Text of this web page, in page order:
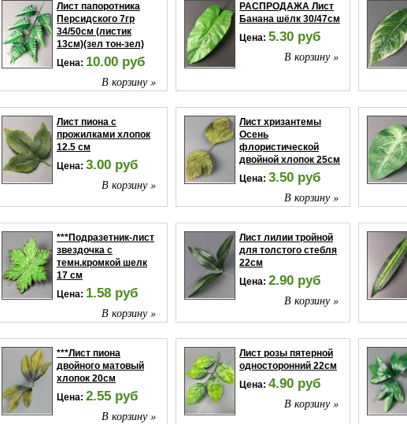
Лист папоротника
Персидского 7гр
34/50см (листик
13см)(зел тон-зел)
Цена: 10.00 руб
В корзину »
РАСПРОДАЖА Лист
Банана шёлк 30/47см
Цена: 5.30 руб
В корзину »
Лист пиона с
прожилками хлопок
12.5 см
Цена: 3.00 руб
В корзину »
Лист хризантемы
Осень
флористической
двойной хлопок 25см
Цена: 3.50 руб
В корзину »
***Подразетник-лист
звездочка с
темн.кромкой шелк
17 см
Цена: 1.58 руб
В корзину »
Лист лилии тройной
для толстого стебля
22см
Цена: 2.90 руб
В корзину »
***Лист пиона
двойного матовый
хлопок 20см
Цена: 2.55 руб
В корзину »
Лист розы пятерной
односторонний 22см
Цена: 4.90 руб
В корзину »